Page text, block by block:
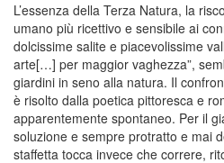
L’essenza della Terza Natura, la
umano più ricettivo e sensibile ai
dolcissime salite e piacevolissime
arte[…] per maggior vaghezza”,
giardini in seno alla natura. Il
è risolto dalla poetica pittoresca e
apparentemente spontaneo. Per il
soluzione e sempre protratto e mai
staffetta tocca invece che correre,